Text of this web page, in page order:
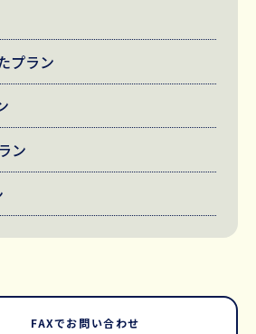
プラン
ン
FAXでお問い合わせ